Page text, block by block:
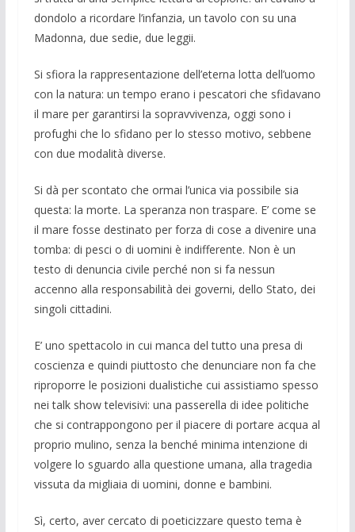
dondolo a ricordare l’infanzia, un tavolo con su una
Madonna, due sedie, due leggii.
Si sfiora la rappresentazione dell’eterna lotta dell’uomo
con la natura: un tempo erano i pescatori che sfidavano
il mare per garantirsi la sopravvivenza, oggi sono i
profughi che lo sfidano per lo stesso motivo, sebbene
con due modalità diverse.
Si dà per scontato che ormai l’unica via possibile sia
questa: la morte. La speranza non traspare. E’ come se
il mare fosse destinato per forza di cose a divenire una
tomba: di pesci o di uomini è indifferente. Non è un
testo di denuncia civile perché non si fa nessun
accenno alla responsabilità dei governi, dello Stato, dei
singoli cittadini.
E’ uno spettacolo in cui manca del tutto una presa di
coscienza e quindi piuttosto che denunciare non fa che
riproporre le posizioni dualistiche cui assistiamo spesso
nei talk show televisivi: una passerella di idee politiche
che si contrappongono per il piacere di portare acqua al
proprio mulino, senza la benché minima intenzione di
volgere lo sguardo alla questione umana, alla tragedia
vissuta da migliaia di uomini, donne e bambini.
Sì, certo, aver cercato di poeticizzare questo tema è